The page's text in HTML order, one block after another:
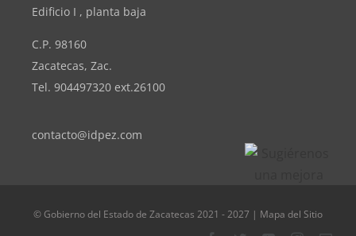
Edificio I , planta baja
C.P. 98160
Zacatecas, Zac.
Tel. 904497320 ext.26100
contacto@idpez.com
© Gobierno del Estado de Zacatecas 2021 - 2027 | Mapa del Sitio